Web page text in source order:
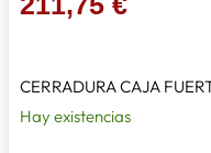
CERRADURA CAJA
Hay existencias